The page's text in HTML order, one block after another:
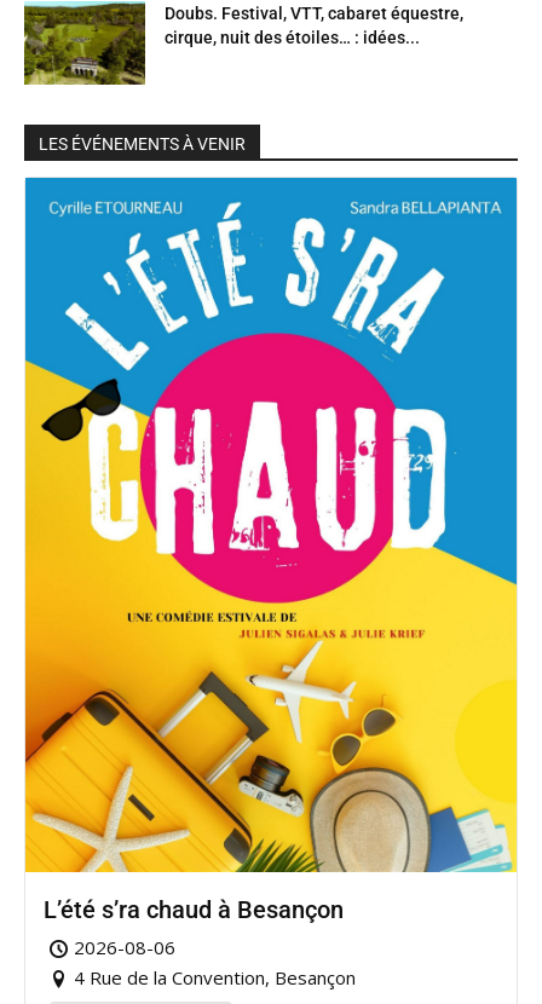
Doubs. Festival, VTT, cabaret équestre,
cirque, nuit des étoiles… : idées...
LES ÉVÉNEMENTS À VENIR
L’été s’ra chaud à Besançon
2026-08-06
4 Rue de la Convention, Besançon